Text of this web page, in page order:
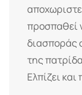
προσπαθεί
διασποράς
της
Ελπίζει